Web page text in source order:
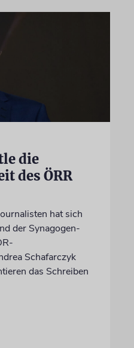
die
des ÖRR
hat sich
der Synagogen-
Schafarczyk
das Schreiben